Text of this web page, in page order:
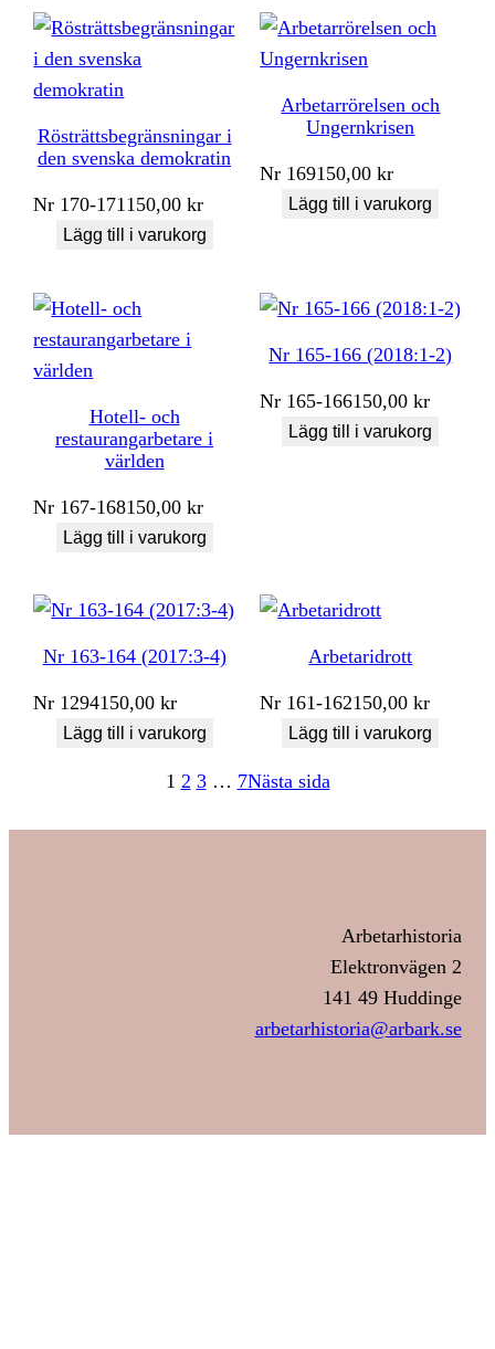
Rösträttsbegränsningar i
den svenska demokratin
Nr 170-171150,00kr
Lägg till i varukorg
Arbetarrörelsen och
Ungernkrisen
Nr 169150,00kr
Lägg till i varukorg
Hotell- och
restaurangarbetare i
världen
Nr 167-168150,00kr
Lägg till i varukorg
Nr 165-166 (2018:1-2)
Nr 165-166150,00kr
Lägg till i varukorg
Nr 163-164 (2017:3-4)
Nr 1294150,00kr
Lägg till i varukorg
Arbetaridrott
Nr 161-162150,00kr
Lägg till i varukorg
1 2 3 … 7Nästa sida
Arbetarhistoria
Elektronvägen 2
141 49 Huddinge
arbetarhistoria@arbark.se